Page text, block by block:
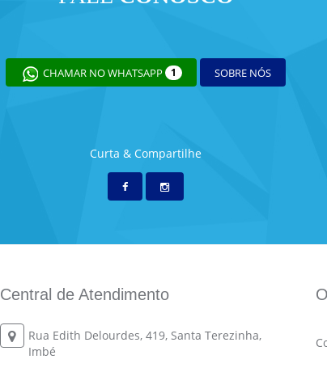
CHAMAR NO WHATSAPP 1 SOBRE NÓS
Curta & Compartilhe
Central de Atendimento
Rua Edith Delourdes, 419, Santa Terezinha,
Imbé